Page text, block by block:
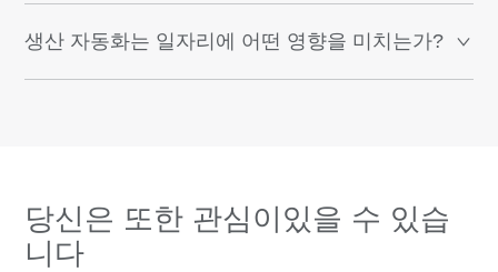
생산 자동화는 일자리에 어떤 영향을 미치는가?
당신은 또한 관심이있을 수 있습
니다